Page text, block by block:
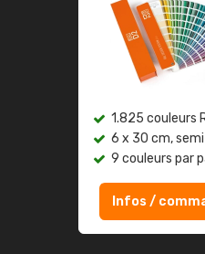
1.825 couleurs
6 x 30 cm,
9 couleurs par
Infos /